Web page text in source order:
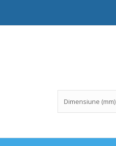
Dimensiune (mm)